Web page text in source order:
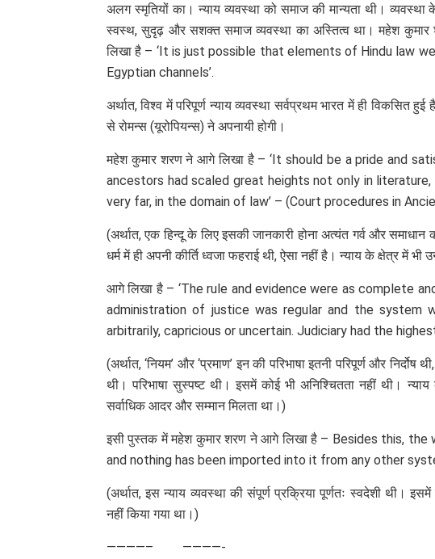
अलग स्मृतियों का। न्याय व्यवस्था को समाज की मान्यता थी।
स्वस्थ, सुदृढ़ और सशक्त समाज व्यवस्था का अस्तित्व था। महेश कुमार
लिखा है – ‘It is just possible that elements of Hindu law
Egyptian channels’.
अर्थात, विश्व में परिपूर्ण न्याय व्यवस्था सर्वप्रथम भारत में ही विकसित
से रोमन्स (यूरोपियन्स) ने अपनायी होगी।
महेश कुमार शरण ने आगे लिखा है – ‘It should be a pride and
ancestors had scaled great heights not only in literature,
very far, in the domain of law’ – (Court procedures in
(अर्थात, एक हिन्दू के लिए इसकी जानकारी होना अत्यंत गर्व और
धर्म में ही अपनी कीर्ति ध्वजा फहराई थी, ऐसा नहीं है। न्याय के क्षेत्र में भी
आगे लिखा है – ‘The rule and evidence were as complete
administration of justice was regular and the system
arbitrarily, capricious or uncertain. Judiciary had the
(अर्थात, ‘नियम’ और ‘प्रमाण’ इन की परिभाषा इतनी परिपूर्ण और
थी। परिभाषा सुस्पष्ट थी। इसमें कोई भी अनिश्चितता नहीं थी।
सर्वाधिक आदर और सम्मान मिलता था।)
इसी पुस्तक में महेश कुमार शरण ने आगे लिखा है – Besides this,
and nothing has been imported into it from any other
(अर्थात, इस न्याय व्यवस्था की संपूर्ण प्रक्रिया पूर्णतः स्वदेशी थी।
नहीं किया गया था।)
————– ————-